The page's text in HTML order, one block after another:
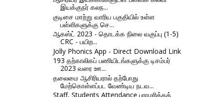
இயக்குநர் கலந...
குடிசை மாற்று வாரிய பகுதியில் உள்ள
பள்ளிகளுக்கு செ...
ஆகஸ்ட் 2023 - தொடக்க நிலை வகுப்பு (1-5)
CRC - பயிற...
Jolly Phonics App - Direct Download Link
193 தற்காலிகப் பணியிடங்களுக்கு டிசம்பர்
2023 வரை ஊ...
தலைமை ஆசிரியரால் தற்போது
மேற்கொள்ளப்பட வேண்டிய நடவ...
Staff, Students Attendance பராமரிக்கக்